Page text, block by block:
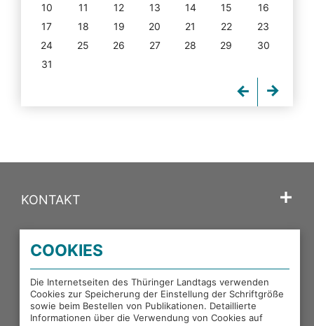
10
11 12 13 14 15
16
17
18 19 20 21 22
23
24
25 26 27 28 29
30
31
KONTAKT
PORTALE DES THÜRINGER LANDTAGS
EXTERNE LINKS
COOKIES
Die Internetseiten des Thüringer Landtags verwenden
Cookies zur Speicherung der Einstellung der Schriftgröße
sowie beim Bestellen von Publikationen. Detaillierte
Informationen über die Verwendung von Cookies auf